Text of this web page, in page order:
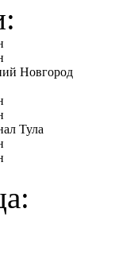
Новгород
Тула